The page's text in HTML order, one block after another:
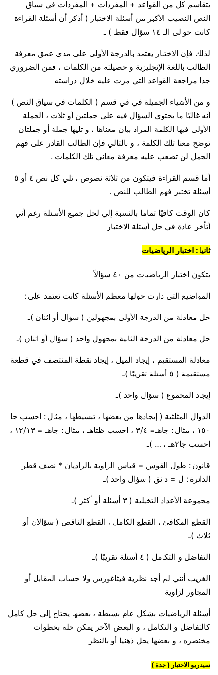
يتقاسم كل من القواعد + المفردات + المفردات في سياق
النص النصيب الأكبر من أسئلة الاختبار ( أذكر أن أسئلة القراءة
كانت حوالى الـ ١٤ سؤال فقط ) ـ
لذلك فإن الاختبار يعتمد بالدرجة الأولى على مدى عمق معرفة
الطالب باللغة الإنجليزية و حصيلته من الكلمات ، فمن الضروري
جدا مراجعة القواعد التي مرت عليه خلال دراسته
و من الأشياء الجميلة في في قسم ( الكلمات في سياق النص )
أنه غالبًا ما يحتوي السؤال فيه على جملتين أو ثلاث ، الجملة
الأولى فيها الكلمة المراد بيان معناها ، و تليها جملة أو جملتان
توضح معنا تلك الكلمة ، و بالتالي فإن الطالب القادر على فهم
الجمل لن تصعب عليه معرفة معاني تلك الكلمات .
أما قسم القراءة فيتكون من ثلاثة نصوص ، تلي كل نص ٤ أو ٥
أسئلة تختبر فهم الطالب للنص .
كان الوقت كافيًا تماما بالنسبة إلي لحل جميع الأسئلة رغم أني
أتأخر عادة في حل أسئلة الاختبار
ثانيا : اختبار الرياضيات
يتكون اختبار الرياضيات من ٤٠ سؤالاً
المواضيع التي دارت حولها معظم الأسئلة كانت تعتمد على :
حل معادلة من الدرجة الأولى بمجهولين ( سؤال أو اثنان )ـ
حل معادلة من الدرجة الثانية بمجهول واحد ( سؤال أو اثنان )ـ
معادلة المستقيم ، إيجاد الميل ، إيجاد نقطة المنتصف في قطعة
مستقيمة ( ٥ أسئلة تقريبًا )ـ
إيجاد المجموع ( سؤال واحد )ـ
الدوال المثلثية ( إيجادها من بعضها ، تبسيطها ، مثال : احسب جا
١٥٠ ، مثال : جاهـ= ٣/٤ ، احسب ظتاهـ ، مثال : جاهـ = ١٢/١٣ ،
احسب جا٢هـ ، … )ـ
قانون : طول القوس = قياس الزاوية بالراديان * نصف قطر
الدائرة : ل = د نق ( سؤال واحد )ـ
مجموعة الأعداد التخيلية ( ٣ أسئلة أو أكثر )ـ
القطع المكافئ ، القطع الكامل ، القطع الناقص ( سؤالان أو
ثلاث )ـ
التفاضل و التكامل ( ٤ أسئلة تقريبًا )ـ
الغريب أنني لم أجد نظرية فيثاغورس ولا حساب المقابل أو
المجاور لزاوية
أسئلة الرياضيات بشكل عام بسيطة ، بعضها يحتاج إلى حل كامل
كالتفاضل و التكامل ، و البعض الآخر يمكن حله بخطوات
مختصره ، و بعضها يحل ذهنيا أو بالنظر
سيناريو الاختبار ( جدة )